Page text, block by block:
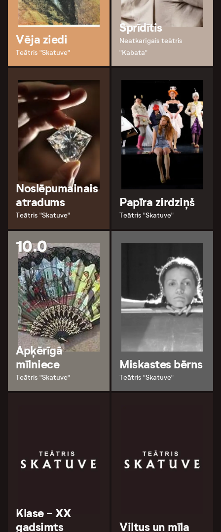
Vēja ziedi
Teātris "Skatuve"
Sprīdītis
Neatkarīgais teātris
"Kabata"
Noslēpumainais
atradums
Teātris "Skatuve"
Papīra zirdziņš
Teātris "Skatuve"
10.0
Apķērīgā
mīlniece
Teātris "Skatuve"
Miskastes bērns
Teātris "Skatuve"
Klase - XX
gadsimts
Viltus un mīla